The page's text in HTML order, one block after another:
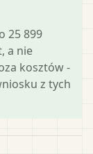
25 899
a nie
kosztów -
z tych